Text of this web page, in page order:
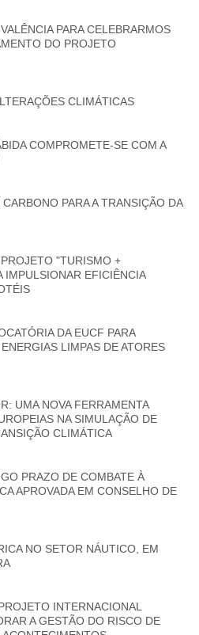
PARA CELEBRARMOS
DO PROJETO
CLIMÁTICAS
COMPROMETE-SE COM A
PARA A TRANSIÇÃO DA
"TURISMO +
IMPULSIONAR EFICIÊNCIA
DA EUCF PARA
LIMPAS DE ATORES
UMA NOVA FERRAMENTA
NA SIMULAÇÃO DE
CLIMÁTICA
PRAZO DE COMBATE À
APROVADA EM CONSELHO DE
NO SETOR NÁUTICO, EM
INTERNACIONAL
A GESTÃO DO RISCO DE